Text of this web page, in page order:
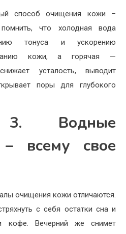
способ очищения кожи –
что холодная вода
тонуса и ускорению
кожи, а горячая —
усталость, выводит
поры для глубокого
3. Водные
всему свое
очищения кожи отличаются.
с себя остатки сна и
кофе. Вечерний же снимет